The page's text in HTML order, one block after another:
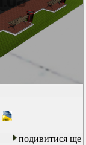
подивитися ще